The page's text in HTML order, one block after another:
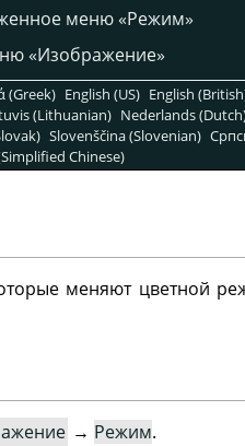
меню «Режим»
«Изображение»
(Greek) English (US) English
(Lithuanian) Nederlands
Slovenščina (Slovenian)
Chinese)
меняют цветной
→ Режим.